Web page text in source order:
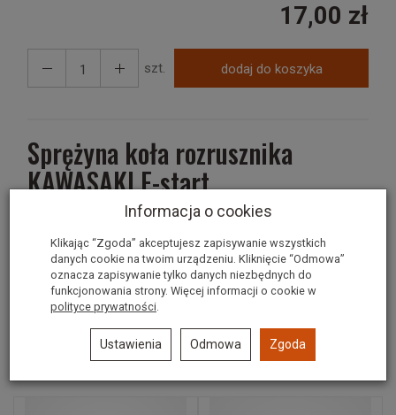
17,00 zł
szt. dodaj do koszyka
Sprężyna koła rozrusznika
KAWASAKI E-start
Średnica zewnętrzna sprężyny: 29,00mm
Wysokość sprężyny: 21,00mm
Część oryginalna: 92145-2150
Polecane produkty
Informacja o cookies
Klikając “Zgoda” akceptujesz zapisywanie wszystkich
danych cookie na twoim urządzeniu. Kliknięcie “Odmowa”
oznacza zapisywanie tylko danych niezbędnych do
funkcjonowania strony. Więcej informacji o cookie w
polityce prywatności.
Ustawienia Odmowa Zgoda